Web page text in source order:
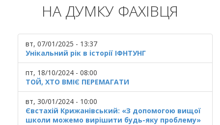
НА ДУМКУ ФАХІВЦЯ
вт, 07/01/2025 - 13:37
Унікальний рік в історії ІФНТУНГ
пт, 18/10/2024 - 08:00
ТОЙ, ХТО ВМІЄ ПЕРЕМАГАТИ
вт, 30/01/2024 - 10:00
Євстахій Крижанівський: «З допомогою вищої
школи можемо вирішити будь-яку проблему»